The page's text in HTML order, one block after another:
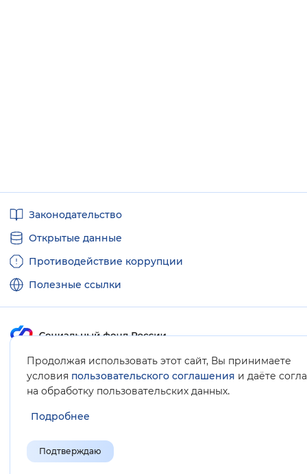
Продолжая использовать этот сайт, Вы принимаете
условия пользовательского соглашения и даёте
на обработку пользовательских данных.
Подробнее
Подтверждаю
ссылкиЗаконодательство
Открытые данные
Противодействие коррупции
Полезные ссылки
Карта сайта
© Социальный фонд России, 2008-2026